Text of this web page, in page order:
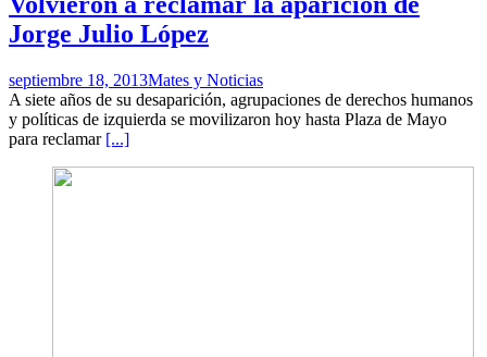
Jorge Julio López
septiembre 18, 2013Mates y Noticias
A siete años de su desaparición, agrupaciones de derechos humanos
y políticas de izquierda se movilizaron hoy hasta Plaza de Mayo
para reclamar [...]